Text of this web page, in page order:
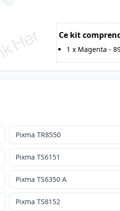
Ce kit
1 x Magenta -
Pixma TR8550
Pixma TS6151
Pixma TS6350 A
Pixma TS8152